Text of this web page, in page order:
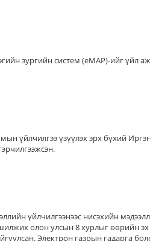
зургийн систем (eMAP)-ийг үйл
үйлчилгээ үзүүлэх эрх бүхий
үйлчилгээнээс нисэхийн
олон улсын 8 хурлыг өөрийн
Электрон газрын гадарга